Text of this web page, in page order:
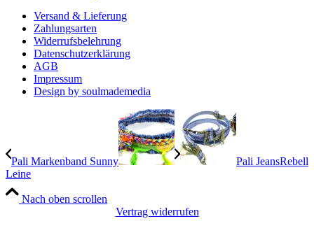
Versand & Lieferung
Zahlungsarten
Widerrufsbelehrung
Datenschutzerklärung
AGB
Impressum
Design by soulmademedia
Pali Markenband Sunny
Pali JeansRebell
Leine
Nach oben scrollen
Vertrag widerrufen